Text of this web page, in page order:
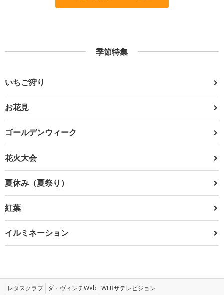
季節特集
いちご狩り
お花見
ゴールデンウィーク
花火大会
夏休み（夏祭り）
紅葉
イルミネーション
レタスクラブ ダ・ヴィンチWeb WEBザテレビジョン